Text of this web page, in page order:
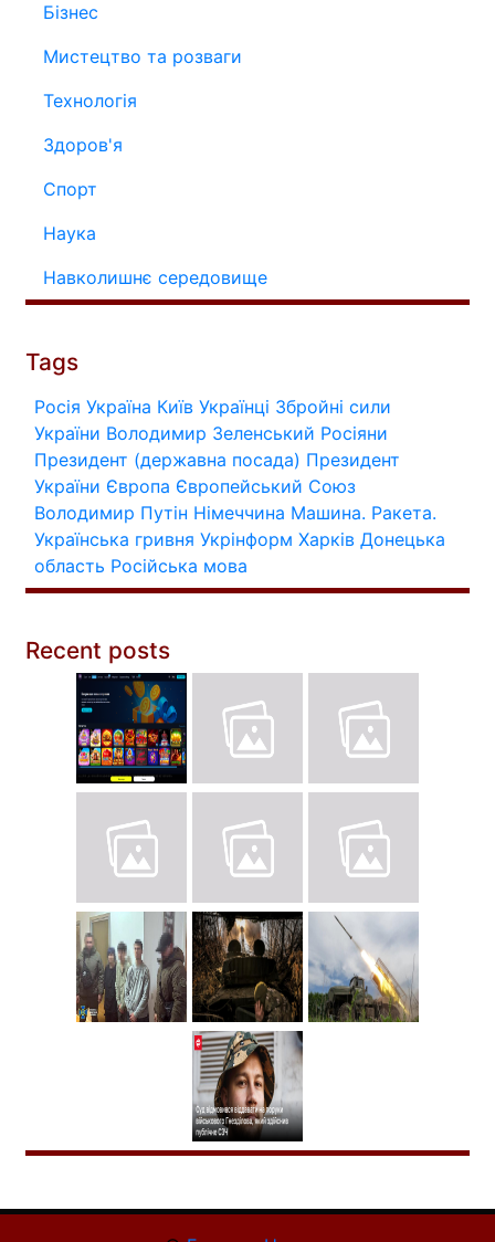
Бізнес
Мистецтво та розваги
Технологія
Здоров'я
Спорт
Наука
Навколишнє середовище
Tags
Росія Україна Київ Українці Збройні сили
України Володимир Зеленський Росіяни
Президент (державна посада) Президент
України Європа Європейський Союз
Володимир Путін Німеччина Машина. Ракета.
Українська гривня Укрінформ Харків Донецька
область Російська мова
Recent posts